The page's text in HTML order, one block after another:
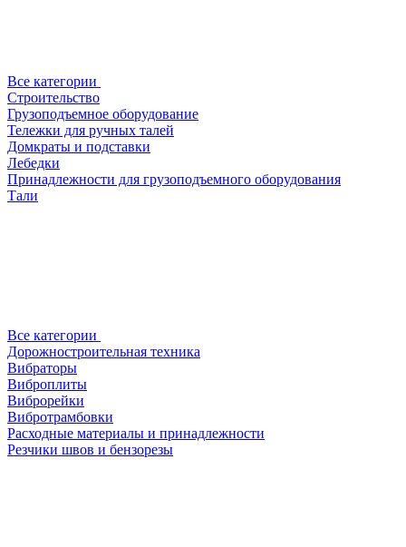
Все категории
Строительство
Грузоподъемное оборудование
Тележки для ручных талей
Домкраты и подставки
Лебедки
Принадлежности для грузоподъемного оборудования
Тали
Все категории
Дорожностроительная техника
Вибраторы
Виброплиты
Виброрейки
Вибротрамбовки
Расходные материалы и принадлежности
Резчики швов и бензорезы